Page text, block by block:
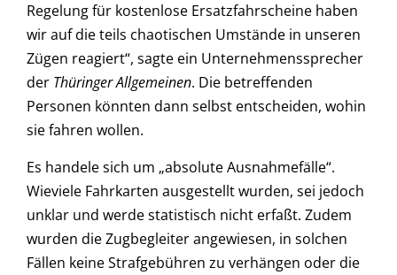
Regelung für kostenlose Ersatzfahrscheine haben
wir auf die teils chaotischen Umstände in unseren
Zügen reagiert“, sagte ein Unternehmenssprecher
der Thüringer Allgemeinen. Die betreffenden
Personen könnten dann selbst entscheiden, wohin
sie fahren wollen.
Es handele sich um „absolute Ausnahmefälle“.
Wieviele Fahrkarten ausgestellt wurden, sei jedoch
unklar und werde statistisch nicht erfaßt. Zudem
wurden die Zugbegleiter angewiesen, in solchen
Fällen keine Strafgebühren zu verhängen oder die